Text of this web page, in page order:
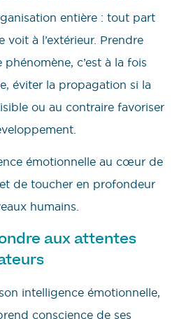
entière : tout part
voit à l’extérieur. Prendre
c’est à la fois
éviter la propagation si la
ou au contraire favoriser
émotionnelle au cœur de
de toucher en profondeur
humains.
aux attentes
intelligence émotionnelle,
conscience de ses